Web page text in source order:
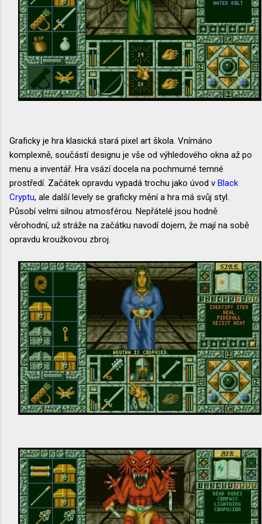
Graficky je hra klasická stará pixel art škola. Vnímáno
komplexně, součástí designu je vše od výhledového okna až po
menu a inventář. Hra vsází docela na pochmurné temné
prostředí. Začátek opravdu vypadá trochu jako úvod v Black
Cryptu, ale další levely se graficky mění a hra má svůj styl.
Působí velmi silnou atmosférou. Nepřátelé jsou hodně
věrohodní, už stráže na začátku navodí dojem, že mají na sobě
opravdu kroužkovou zbroj.